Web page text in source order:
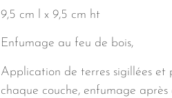
9,5 cm l x 9,5 cm ht
Enfumage au feu de bois,
Application de terres sigillées et
chaque couche, enfumage